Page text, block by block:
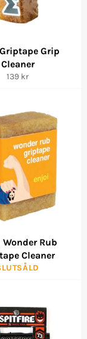
Grip
Cleaner
Ordinarie
139 kr
Wonder Rub
Cleaner